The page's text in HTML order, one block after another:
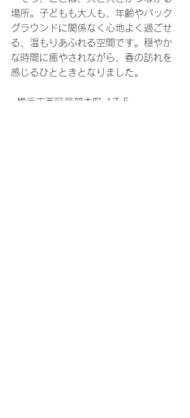
場所。子どもも大人も、年齢やバック
グラウンドに関係なく心地よく過ごせ
る、温もりあふれる空間です。穏やか
な時間に癒やされながら、春の訪れを
感じるひとときとなりました。
●横浜市西区戸部本町 17-5